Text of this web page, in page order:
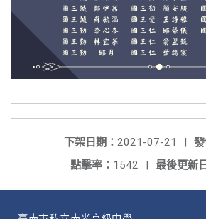
發
下架日期： 2021-07-21
|
最後更新
點擊率： 1542 |